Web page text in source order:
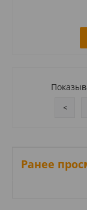
<
Ранее